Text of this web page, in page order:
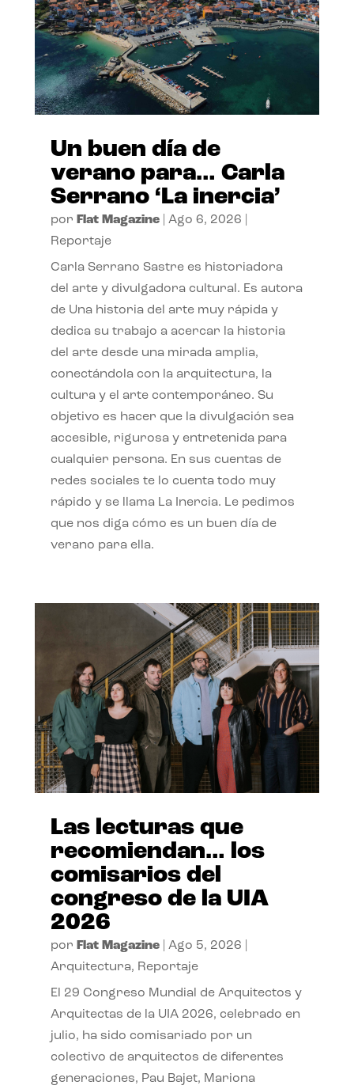
Un buen día de
verano para… Carla
Serrano ‘La inercia’
por Flat Magazine| Ago 6, 2026
Reportaje
Carla Serrano Sastre es historiadora
del arte y divulgadora cultural. Es autora
de Una historia del arte muy rápida y
dedica su trabajo a acercar la historia
del arte desde una mirada amplia,
conectándola con la arquitectura, la
cultura y el arte contemporáneo. Su
objetivo es hacer que la divulgación sea
accesible, rigurosa y entretenida para
cualquier persona. En sus cuentas de
redes sociales te lo cuenta todo muy
rápido y se llama La Inercia. Le pedimos
que nos diga cómo es un buen día de
verano para ella.
Las lecturas que
recomiendan… los
comisarios del
congreso de la UIA
2026
por Flat Magazine| Ago 5, 2026
Arquitectura, Reportaje
El 29 Congreso Mundial de Arquitectos y
Arquitectas de la UIA 2026, celebrado en
julio, ha sido comisariado por un
colectivo de arquitectos de diferentes
generaciones, Pau Bajet, Mariona